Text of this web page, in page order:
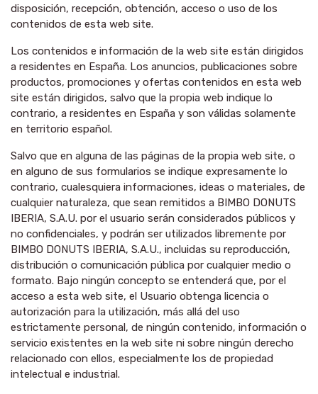
disposición, recepción, obtención, acceso o uso de los
contenidos de esta web site.
Los contenidos e información de la web site están dirigidos
a residentes en España. Los anuncios, publicaciones sobre
productos, promociones y ofertas contenidos en esta web
site están dirigidos, salvo que la propia web indique lo
contrario, a residentes en España y son válidas solamente
en territorio español.
Salvo que en alguna de las páginas de la propia web site, o
en alguno de sus formularios se indique expresamente lo
contrario, cualesquiera informaciones, ideas o materiales, de
cualquier naturaleza, que sean remitidos a BIMBO DONUTS
IBERIA, S.A.U. por el usuario serán considerados públicos y
no confidenciales, y podrán ser utilizados libremente por
BIMBO DONUTS IBERIA, S.A.U., incluidas su reproducción,
distribución o comunicación pública por cualquier medio o
formato. Bajo ningún concepto se entenderá que, por el
acceso a esta web site, el Usuario obtenga licencia o
autorización para la utilización, más allá del uso
estrictamente personal, de ningún contenido, información o
servicio existentes en la web site ni sobre ningún derecho
relacionado con ellos, especialmente los de propiedad
intelectual e industrial.